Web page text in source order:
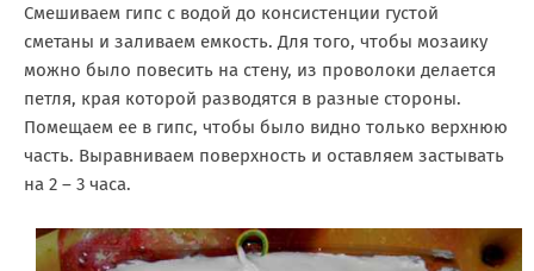
Смешиваем гипс с водой до консистенции густой
сметаны и заливаем емкость. Для того, чтобы мозаику
можно было повесить на стену, из проволоки делается
петля, края которой разводятся в разные стороны.
Помещаем ее в гипс, чтобы было видно только верхнюю
часть. Выравниваем поверхность и оставляем застывать
на 2 – 3 часа.